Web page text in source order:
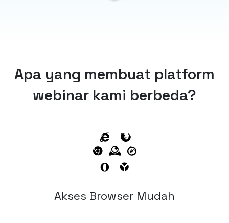
Apa yang membuat platform
webinar kami berbeda?
Akses Browser Mudah